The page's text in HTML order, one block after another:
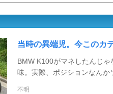
当時の異端児。今このカ
BMW K100がマネしたんじ
味。実際、ポジションなんか
不明